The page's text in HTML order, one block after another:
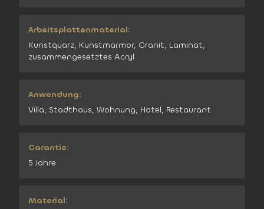
Arbeitsplattenmaterial:
Kunstquarz, Kunstmarmor, Granit, Laminat,
zusammengesetztes Acryl
Anwendung:
Villa, Stadthaus, Wohnung, Hotel, Restaurant
Garantie:
5 Jahre
Material: